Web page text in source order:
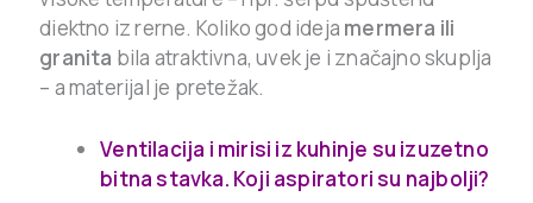
diektno iz rerne. Koliko god ideja mermera ili
granita bila atraktivna, uvek je i značajno skuplja
– a materijal je pretežak.
Ventilacija i mirisi iz kuhinje su izuzetno
bitna stavka. Koji aspiratori su najbolji?